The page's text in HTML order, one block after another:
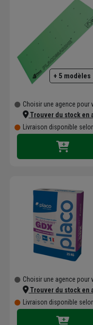
+ 5 modèles
Choisir une agence pour
Trouver du stock en
Livraison disponible
Choisir une agence pour
Trouver du stock en
Livraison disponible